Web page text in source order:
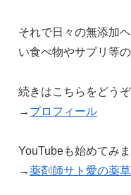
それで日々の無添加
い食べ物やサプリ等
続きはこちらをどうぞ
→ プロフィール
YouTubeも始めてみ
→薬剤師サト愛の薬